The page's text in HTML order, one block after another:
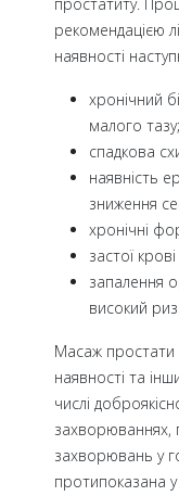
рекомендацією
наявності
хронічний
малого тазу;
спадкова
наявність
зниження
хронічні
застої
запалення
високий
Масаж простати
наявності та
числі
захворюваннях,
захворювань у
протипоказана